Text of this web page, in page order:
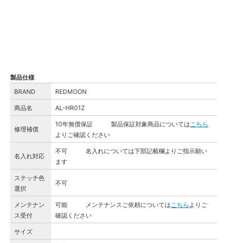
製品仕様
BRAND
REDMOON
商品名 AL-HR01Z
修理補償
10年無償保証 製品保証対象商品については こちら
よりご確認ください
名入れ対応
不可 名入れについては下部記載欄よりご指示願い
ます
ステッチ色
選択
不可
メンテナン
ス受付
可能 メンテナンスご依頼については こちら よりご
確認ください
サイズ